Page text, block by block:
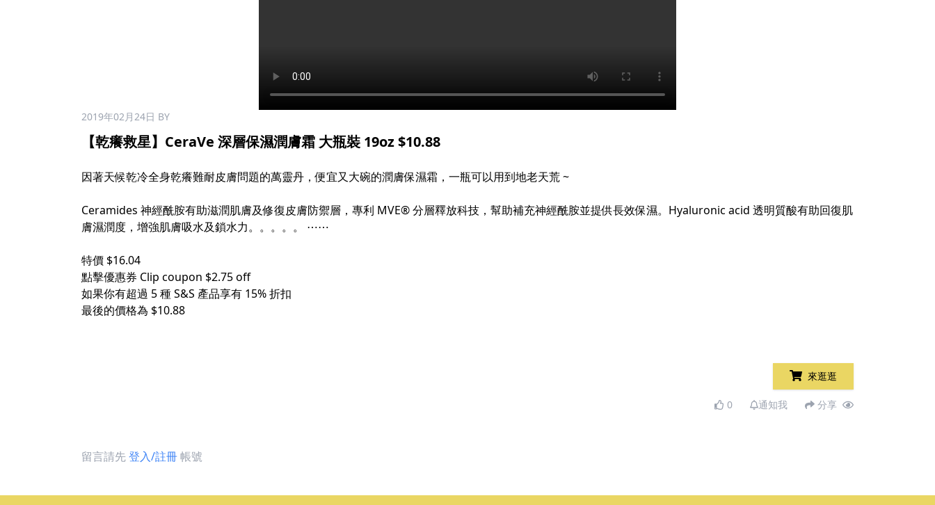
2019年02月24日 BY
【乾癢救星】CeraVe 深層保濕潤膚霜 大瓶裝 19oz $10.88
因著天候乾冷全身乾癢難耐皮膚問題的萬靈丹，便宜又大碗的潤膚保濕霜，一瓶可以用到地老天荒 ~
Ceramides 神經酰胺有助滋潤肌膚及修復皮膚防禦層，專利 MVE® 分層釋放科技，幫助補充神經酰胺並提供長效保濕。Hyaluronic acid 透明質酸有助回復肌
膚濕潤度，增強肌膚吸水及鎖水力。。。。。 ⋯⋯
特價 $16.04
點擊優惠券 Clip coupon $2.75 off
如果你有超過 5 種 S&S 產品享有 15% 折扣
最後的價格為 $10.88
來逛逛
0 通知我 分享
留言請先登入/註冊帳號